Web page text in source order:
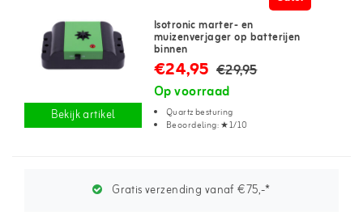
Bekijk artikel
Isotronic marter- en
muizenverjager op batterijen
binnen
€24,95 €29,95
Op voorraad
Quartz besturing
Beoordeling: ★1/10
Gratis verzending vanaf €75,-*